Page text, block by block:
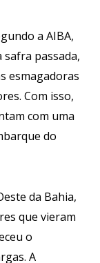
a AIBA,
safra passada,
esmagadoras
Com isso,
com uma
do
da Bahia,
que vieram
o
A